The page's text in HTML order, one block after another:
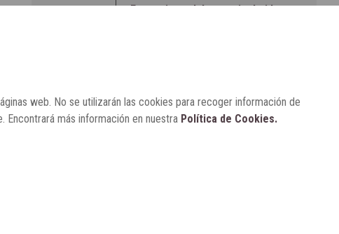
Farmacia: un laboratorio de ideas
web. No se utilizarán las cookies para recoger información de
más información en nuestra Política de Cookies.